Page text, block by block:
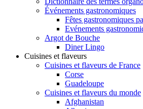
Événements gastronomiques
Fêtes gastronomiques
Evénements
Argot de Bouche
Diner Lingo
Cuisines et flaveurs
Cuisines et flaveurs de France
Corse
Guadeloupe
Cuisines et flaveurs du monde
Afghanistan